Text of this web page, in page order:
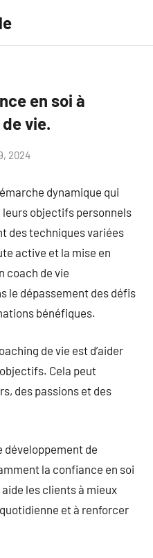
en soi à
vie.
2024
dynamique qui
objectifs personnels
des techniques variées
active et la mise en
coach de vie
le dépassement des défis
bénéfiques.
de vie est d’aider
Cela peut
des passions et des
développement de
la confiance en soi
les clients à mieux
et à renforcer